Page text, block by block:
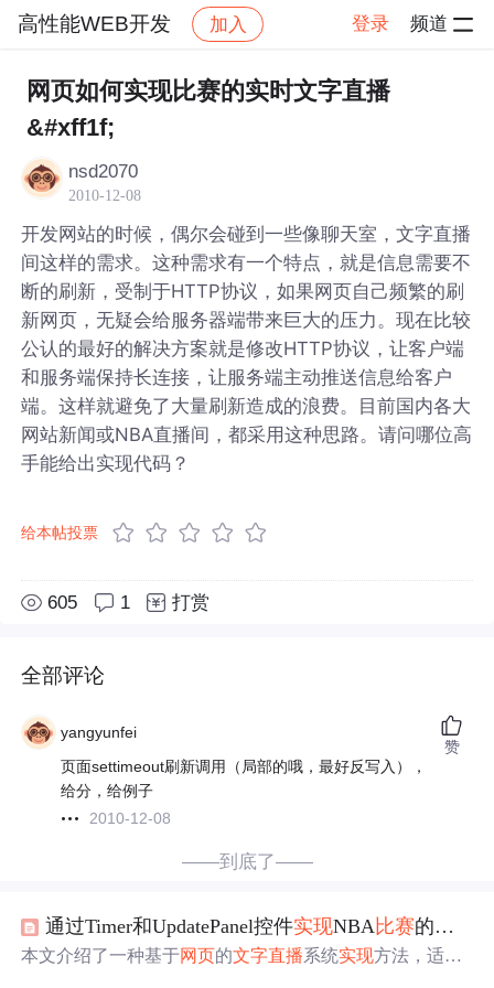
高性能WEB开发 加入 登录 频道
社区 高性能WEB开发 帖子详情
网页如何实现比赛的实时文字直播
&#xff1f;
nsd2070
2010-12-08
开发网站的时候，偶尔会碰到一些像聊天室，文字直播
间这样的需求。这种需求有一个特点，就是信息需要不
断的刷新，受制于HTTP协议，如果网页自己频繁的刷
新网页，无疑会给服务器端带来巨大的压力。现在比较
公认的最好的解决方案就是修改HTTP协议，让客户端
和服务端保持长连接，让服务端主动推送信息给客户
端。这样就避免了大量刷新造成的浪费。目前国内各大
网站新闻或NBA直播间，都采用这种思路。请问哪位高
手能给出实现代码？
给本帖投票
605 1 打赏
全部评论
yangyunfei
页面settimeout刷新调用（局部的哦，最好反写入），
给分，给例子
2010-12-08
赞
——到底了——
通过Timer和UpdatePanel控件实现NBA比赛的文字
本文介绍了一种基于网页的文字直播系统实现方法，适用